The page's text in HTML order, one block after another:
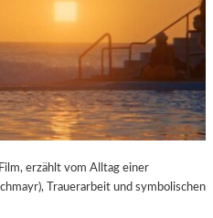
erzählt vom Alltag einer
Trauerarbeit und symbolischen